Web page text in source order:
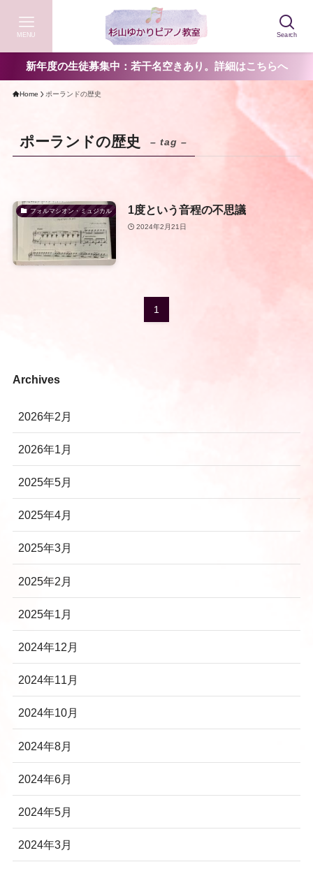
Search
MENU
新年度の生徒募集中：若干名空きあり。詳細はこちらへ
Home ポーランドの歴史
ポーランドの歴史 – tag –
フォルマシオン・ミュジカル 1度という音程の不思議
2024年2月21日
1
Archives
2026年2月
2026年1月
2025年5月
2025年4月
2025年3月
2025年2月
2025年1月
2024年12月
2024年11月
2024年10月
2024年8月
2024年6月
2024年5月
2024年3月